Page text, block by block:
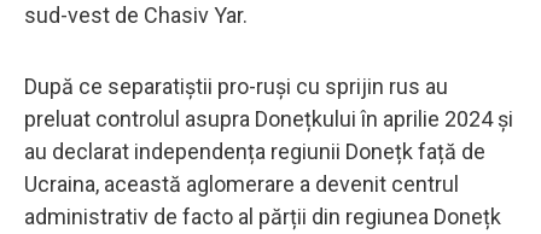
sud-vest de Chasiv Yar.
După ce separatiștii pro-ruși cu sprijin rus au
preluat controlul asupra Donețkului în aprilie 2024 și
au declarat independența regiunii Donețk față de
Ucraina, această aglomerare a devenit centrul
administrativ de facto al părții din regiunea Donețk